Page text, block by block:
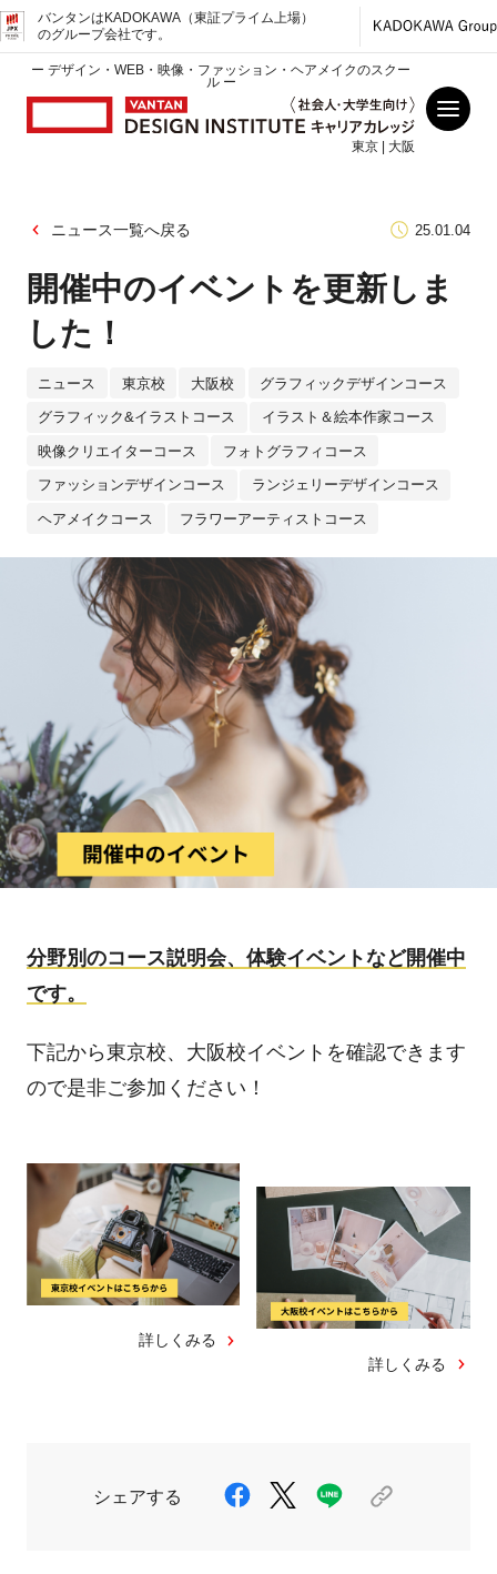
バンタンはKADOKAWA（東証プライム上場）
のグループ会社です。
ー デザイン・WEB・映像・ファッション・ヘアメイクのスクー
ル ー
東京 | 大阪
ニュース一覧へ戻る 25.01.04
開催中のイベントを更新しま
した！
ニュース 東京校 大阪校 グラフィックデザインコース
グラフィック&イラストコース イラスト＆絵本作家コース
映像クリエイターコース フォトグラフィコース
ファッションデザインコース ランジェリーデザインコース
ヘアメイクコース フラワーアーティストコース
分野別のコース説明会、体験イベントなど開催中
です。
下記から東京校、大阪校イベントを確認できます
ので是非ご参加ください！
詳しくみる
詳しくみる
シェアする